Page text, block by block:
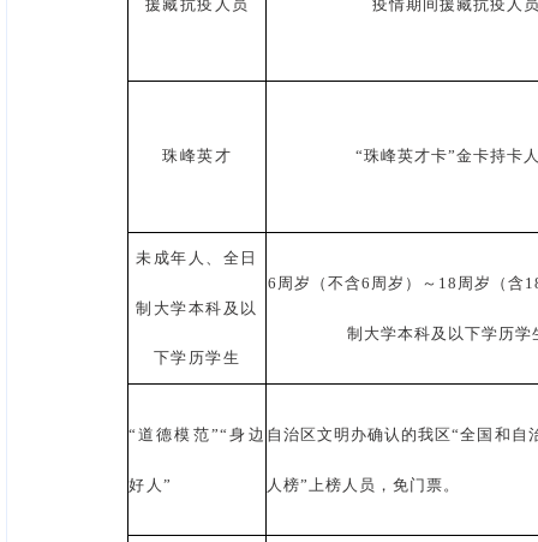
援藏抗疫人员 疫情期间援藏抗疫人
珠峰英才 “珠峰英才卡”金卡持卡
未成年人、全日
制大学本科及以
下学历学生
6周岁（不含6周岁）～18周岁（含
制大学本科及以下学历学
“道德模范”“身边
好人”
自治区文明办确认的我区“全国和自
人榜”上榜人员，免门票。